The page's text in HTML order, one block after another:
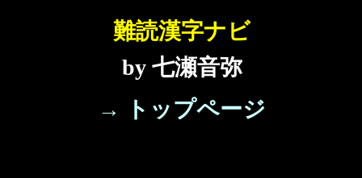
難読漢字ナビ
by 七瀬音弥
→ トップページ